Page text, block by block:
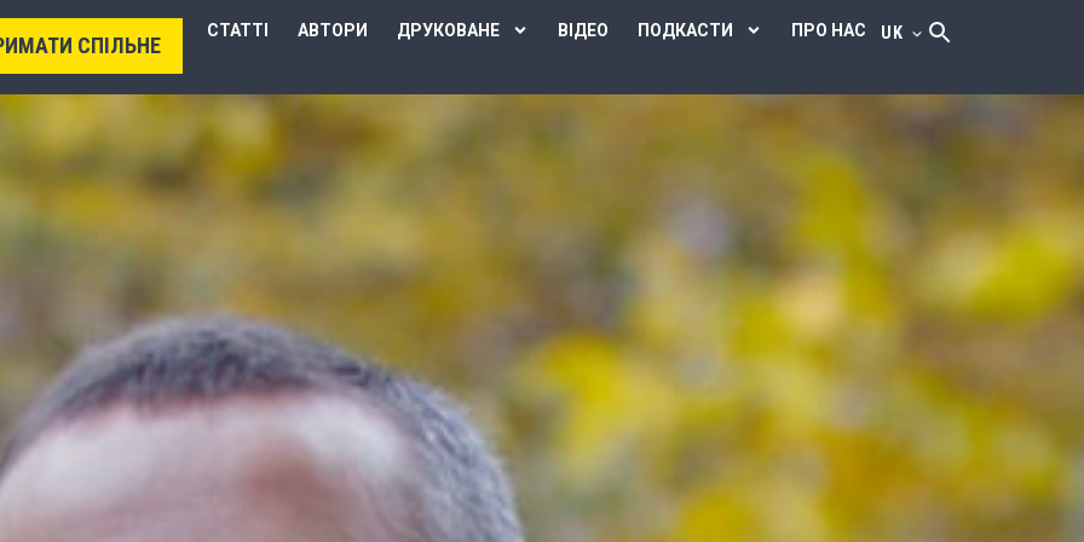
СПІЛЬНЕ
СТАТТІ АВТОРИ ДРУКОВАНЕ ВІДЕО ПОДКАСТИ ПРО НАС UK